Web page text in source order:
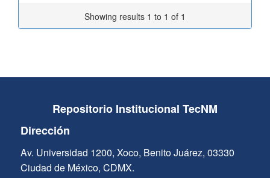
Showing results 1 to 1 of 1
Repositorio Institucional TecNM
Dirección
Av. Universidad 1200, Xoco, Benito Juárez, 03330
Ciudad de México, CDMX.